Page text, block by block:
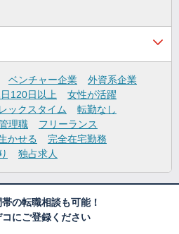
ベンチャー企業
外資系企業
120日以上
女性が活躍
ックスタイム
転勤なし
理職
フリーランス
かせる
完全在宅勤務
独占求人
の転職相談も可能！
コにご登録ください